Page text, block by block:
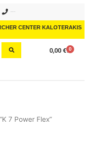
CENTER KALOTERAKIS
0,00 € 0
Cart
7 Power Flex”